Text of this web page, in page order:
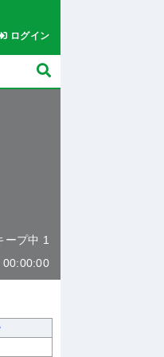
ログイン
ープ中 1
00:00:00